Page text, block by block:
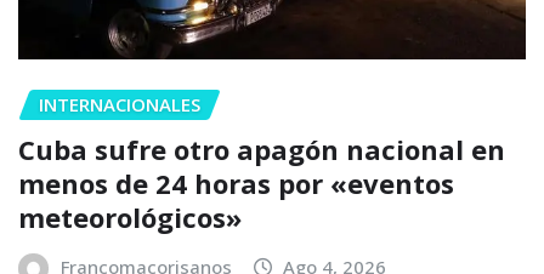
INTERNACIONALES
Cuba sufre otro apagón nacional en
menos de 24 horas por «eventos
meteorológicos»
Francomacorisanos Ago 4, 2026